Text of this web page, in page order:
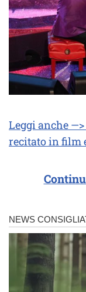
Leggi anche
recitato in film